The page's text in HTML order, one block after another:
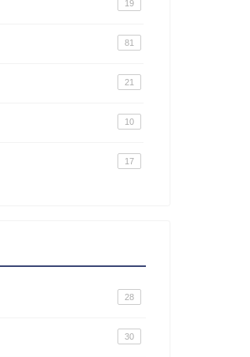
19
81
21
10
17
28
30